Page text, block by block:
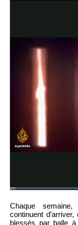
Chaque
continuent
blessés par balle